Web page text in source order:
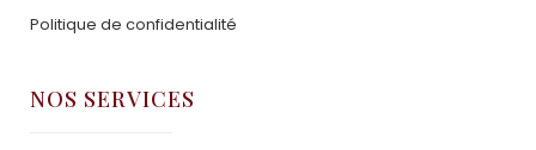
Politique de confidentialité
NOS SERVICES